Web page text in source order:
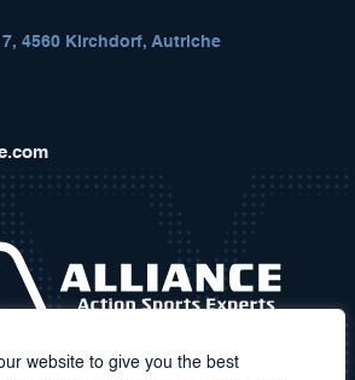
website to give you the best
4560 Kirchdorf, Autriche